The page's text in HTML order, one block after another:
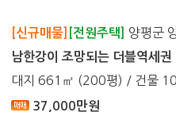
[신규매물] [전원주택] 양평군
남한강이 조망되는 더블역세
대지 661㎡ (200평) / 건물
37,000만원